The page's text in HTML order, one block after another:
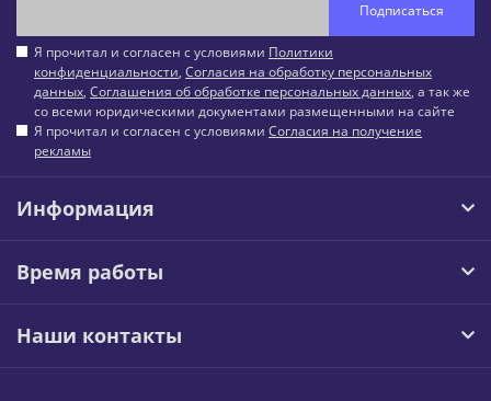
Подписаться
Я прочитал и согласен с условиями Политики
конфиденциальности, Согласия на обработку персональных
данных, Соглашения об обработке персональных данных, а так же
со всеми юридическими документами размещенными на сайте
Я прочитал и согласен с условиями Согласия на получение
рекламы
Информация
Время работы
Наши контакты